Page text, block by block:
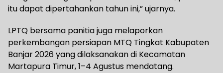
itu dapat dipertahankan tahun ini,” ujarnya.
LPTQ bersama panitia juga melaporkan
perkembangan persiapan MTQ Tingkat Kabupaten
Banjar 2026 yang dilaksanakan di Kecamatan
Martapura Timur, 1–4 Agustus mendatang.